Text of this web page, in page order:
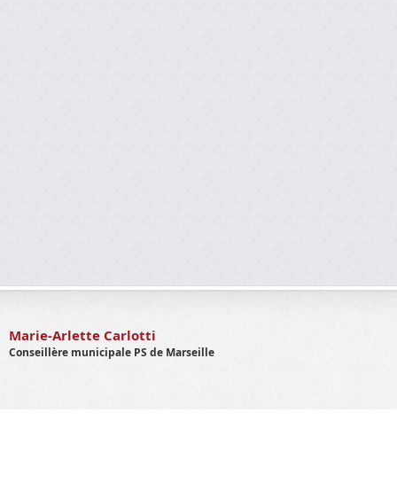
Marie-Arlette Carlotti
Conseillère municipale PS de Marseille